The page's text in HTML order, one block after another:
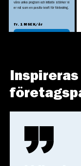
våra unika program och initiativ stärker ni
er roll som en positiv kraft för förändring.
fr. 1 MSEK/år